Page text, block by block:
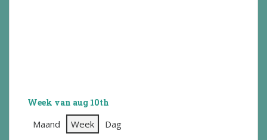
Week van aug 10th
Maand Week Dag